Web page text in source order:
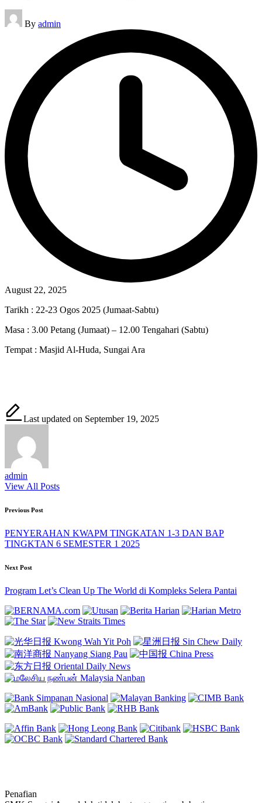
Posted
by
By admin
August 22, 2025
Tarikh : 22-23 Ogos 2025 (Jumaat-Sabtu)
Masa : 3.00 Petang (Jumaat) – 12.00 Tengahari (Sabtu)
Tempat : Masjid Al-Huda, Sungai Ara
Last updated on September 19, 2025
admin
View All Posts
Post
navigation
Previous Post
PENYERAHAN KWAPM TINGKATAN 1-3 DAN BAP
TINGKTAN 6 SEMESTER 1 2025
Next Post
Program Let’s Clean Up The World di Kompleks Selera Pantai
Penafian